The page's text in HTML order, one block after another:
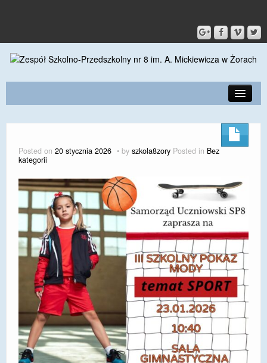
KONTAKT
DLA RODZICÓW I UCZNIÓW
DLA PRACOWNIKÓW
GALERIA
SPORT
DOSTĘPNOŚĆ
POLITYKA PRYWATNOŚCI
RODO
EGZAMIN ÓSMOKLASISTY
Posted on 20 stycznia 2026 by szkola8zory Posted in Bez
kategorii